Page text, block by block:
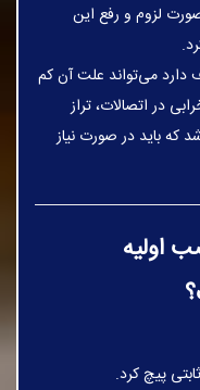
لزوم و رفع این
دارد می‌تواند علت آن کم
در اتصالات، تراز
که باید در صورت نیاز
اولیه
پیچ کرد.